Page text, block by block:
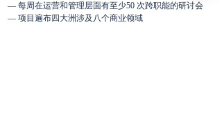
— 每周在运营和管理层面有至少50 次跨职能的研讨会
— 项目遍布四大洲涉及八个商业领域